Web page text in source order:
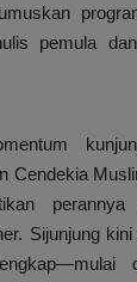
pemula
Cendekia
Sijunjung